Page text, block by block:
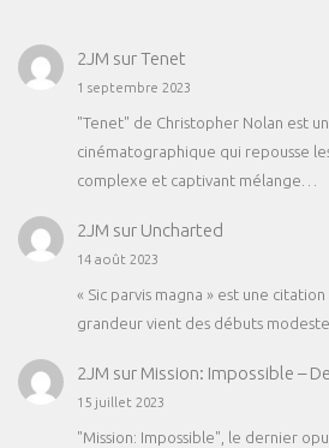
2JM surTenet
1 septembre 2023
"Tenet" de Christopher Nolan est
cinématographique qui repousse
complexe et captivant mélange…
2JM sur Uncharted
14 août 2023
« Sic parvis magna » est une
grandeur vient des débuts
2JM sur Mission: Impossible –
15 juillet 2023
"Mission: Impossible", le dernier